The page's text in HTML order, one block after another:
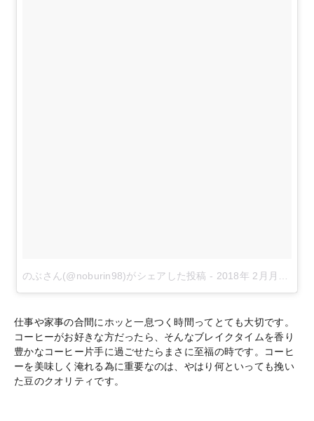
のぶさん(@noburin98)がシェアした投稿 - 2018年 2月月20日午前3時39分PST
仕事や家事の合間にホッと一息つく時間ってとても大切です。
コーヒーがお好きな方だったら、そんなブレイクタイムを香り
豊かなコーヒー片手に過ごせたらまさに至福の時です。コーヒ
ーを美味しく淹れる為に重要なのは、やはり何といっても挽い
た豆のクオリティです。